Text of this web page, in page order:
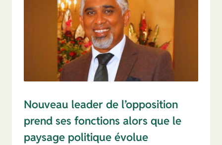
Nouveau leader de l’opposition
prend ses fonctions alors que le
paysage politique évolue